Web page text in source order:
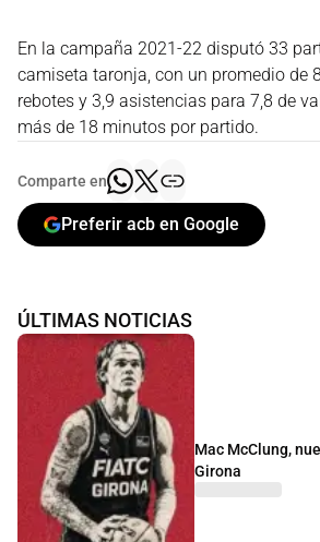
En la campaña 2021-22 disputó 33
camiseta taronja, con un promedio de
rebotes y 3,9 asistencias para 7,8 de
más de 18 minutos por partido.
Comparte en
Preferir acb en Google
ÚLTIMAS NOTICIAS
Mac McClung,
Girona